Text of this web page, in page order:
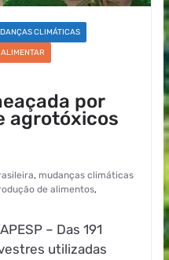
CLIMÁTICAS
por
agrotóxicos
, mudanças climáticas
de alimentos,
– Das 191
utilizadas